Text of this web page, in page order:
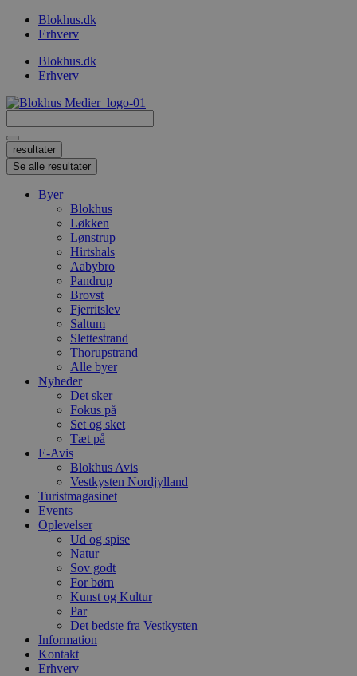
VidereBlokhus.dk
Erhverv
Blokhus.dk
Erhverv
...
resultater
Se alle resultater
Byer
Blokhus
Løkken
Lønstrup
Hirtshals
Aabybro
Pandrup
Brovst
Fjerritslev
Saltum
Slettestrand
Thorupstrand
Alle byer
Nyheder
Det sker
Fokus på
Set og sket
Tæt på
E-Avis
Blokhus Avis
Vestkysten Nordjylland
Turistmagasinet
Events
Oplevelser
Ud og spise
Natur
Sov godt
For børn
Kunst og Kultur
Par
Det bedste fra Vestkysten
Information
Kontakt
Erhverv